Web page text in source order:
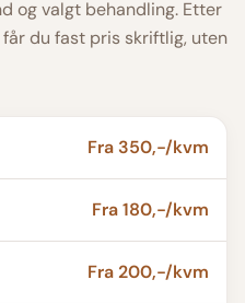
og valgt behandling. Etter
får du fast pris skriftlig, uten
Fra 350,-/kvm
Fra 180,-/kvm
Fra 200,-/kvm